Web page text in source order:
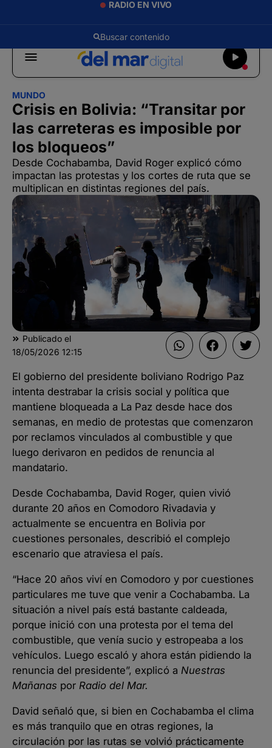
RADIO EN VIVO
MUNDO
Crisis en Bolivia: “Transitar por
las carreteras es imposible por
los bloqueos”
Desde Cochabamba, David Roger explicó cómo
impactan las protestas y los cortes de ruta que se
multiplican en distintas regiones del país.
Publicado el
18/05/2026 12:15
El gobierno del presidente boliviano Rodrigo Paz
intenta destrabar la crisis social y política que
mantiene bloqueada a La Paz desde hace dos
semanas, en medio de protestas que comenzaron
por reclamos vinculados al combustible y que
luego derivaron en pedidos de renuncia al
mandatario.
Desde Cochabamba, David Roger, quien vivió
durante 20 años en Comodoro Rivadavia y
actualmente se encuentra en Bolivia por
cuestiones personales, describió el complejo
escenario que atraviesa el país.
“Hace 20 años viví en Comodoro y por cuestiones
particulares me tuve que venir a Cochabamba. La
situación a nivel país está bastante caldeada,
porque inició con una protesta por el tema del
combustible, que venía sucio y estropeaba a los
vehículos. Luego escaló y ahora están pidiendo la
renuncia del presidente”, explicó a Nuestras
Mañanas por Radio del Mar.
David señaló que, si bien en Cochabamba el clima
es más tranquilo que en otras regiones, la
circulación por las rutas se volvió prácticamente